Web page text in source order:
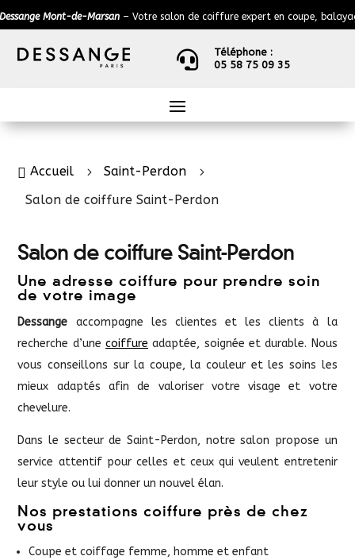
Mont-de-Marsan– Votre salon de coiffure expert en coupe, balayage,

Téléphone :
05 58 75 09 35
 Accueil 5 Saint-Perdon 5
Salon de coiffure Saint-Perdon
Salon de coiffure Saint-Perdon
Une adresse coiffure pour prendre soin
de votre image
Dessange
accompagne les clientes et les clients à la
recherche d’unecoiffure adaptée, soignée et durable. Nous
vous conseillons sur la coupe, la couleur et les soins les
mieux adaptés afin de valoriser votre visage et votre
chevelure.
Dans le secteur de Saint-Perdon, notre salon propose un
service attentif pour celles et ceux qui veulent entretenir
leur style ou lui donner un nouvel élan.
Nos prestations coiffure près de chez
vous
Coupe et coiffage femme, homme et enfant